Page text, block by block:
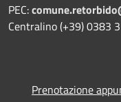
PEC:
Centralino (+39) 0383
Prenotazione